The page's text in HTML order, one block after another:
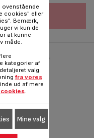
ovenstående
cookies" eller
Bemærk,
vi kun de
at kunne
måde.
kategorier af
valg.
fra vores
ud af mere
cookies.
Mine valg